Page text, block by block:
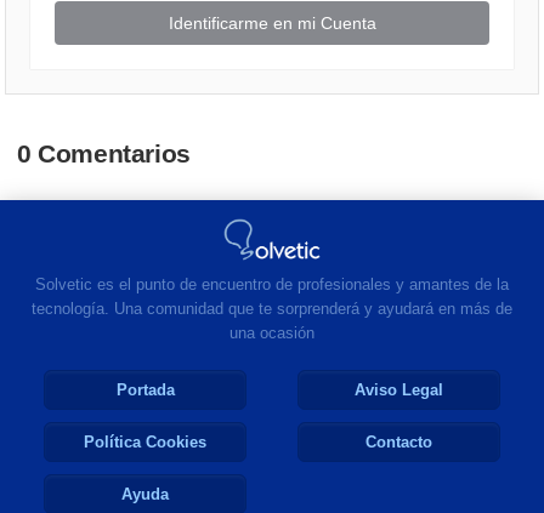
Identificarme en mi Cuenta
0 Comentarios
Solvetic es el punto de encuentro de profesionales y amantes de la
tecnología. Una comunidad que te sorprenderá y ayudará en más de
una ocasión
Portada Aviso Legal
Política Cookies Contacto
Ayuda